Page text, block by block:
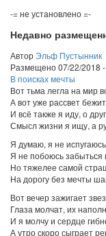
-= не установлено =-
Недавно
АвторЭльф Пустынник
Размещено07/22/2018
В поисках мечты
Вот тьма легла на мир
А вот уже рассвет
И всё также я иду, о
Смысл жизни я ищу, а
Я думаю, я не
Я не побоюсь забыться
Но тяжелее самой
На дорогу без мечты
Вот вечер зажигает
Глаза молчат, их
И я молчу и сердце
А утро скоро сыграет